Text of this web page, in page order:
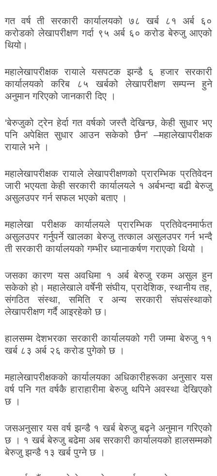
गत वर्ष ती सरकारी कार्यालयको ७८ खर्ब ८१ अर्ब ६०
करोडको लेखापरीक्षण गर्दा ९५ अर्ब ६० करोड बेरुजु आएको
थियो।
महालेखापरीक्षक रायाले यसपटक झन्डै ६ हजार सरकारी
कार्यालयको करिब ८५ खर्बको लेखापरीक्षण सम्पन्न हुने
अनुमान गरिएको जानकारी दिए ।
‘बेरुजुको ट्रेन हेर्दा गत वर्षको जस्तै देखिन्छ, केही सुधार भए
पनि अपेक्षित सुधार आउन सकेको छैन’ –महालेखापरीक्षक
रायाले भने ।
महालेखापरीक्षक रायाले लेखापरीक्षणको प्रारम्भिक प्रतिवेदन
जारी भएयता केही सरकारी कार्यालयले १ अर्बभन्दा बढी बेरुजु
असुलउपर गर्न सफल भएको बताए ।
महालेखा परीक्षक कार्यालयले प्रारम्भिक प्रतिवेदनमार्फत
असुलउपर गर्नुपर्ने खालका बेरुजु तत्काल असुलउपर गर्न भन्दै
ती सरकारी कार्यालयको गम्भीर ध्यानाकर्षण गराएको थियो ।
जसका कारण यस अवधिमा १ अर्ब बेरुजु रकम असुल हुन
सकेको हो। महालेखाले वर्षेनी संघीय, प्रादेशिक, स्थानीय तह,
संगठित संस्था, समिति र अन्य सरकारी संघसंस्थाको
लेखापरीक्षण गर्दै आइरहेको छ।
हालसम्म देशभरका सरकारी कार्यालयको गरी जम्मा बेरुजु ११
खर्ब ८३ अर्ब २६ करोड पुगेको छ ।
महालेखापरीक्षकको कार्यालयका अधिकारीहरूका अनुसार यस
वर्ष पनि गत वर्षकै हाराहारीमा बेरुजु थपिने अवस्था देखिएको
छ ।
जसअनुसार यस वर्ष झन्डै १ खर्ब बेरुजु बढ्ने अनुमान गरिएको
छ । १ खर्ब बेरुजु बढेमा अब सरकारी कार्यालयको हालसम्मको
बेरुजु झन्डै १३ खर्ब पुग्ने छ ।